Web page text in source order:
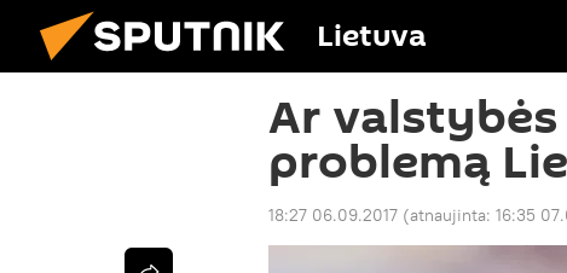
Lietuva
Ar
problemą
18:27 06.09.2017 (atnaujinta: 16:35